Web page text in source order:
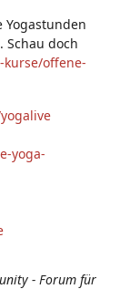
Yogastunden
Schau doch
kurse/offene-
yoga-
- Forum für